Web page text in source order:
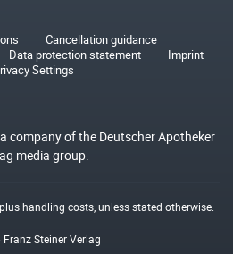
Cancellation guidance
Data protection statement
Imprint
Settings
company of the Deutscher Apotheker
media group.
handling costs, unless stated otherwise.
Steiner Verlag